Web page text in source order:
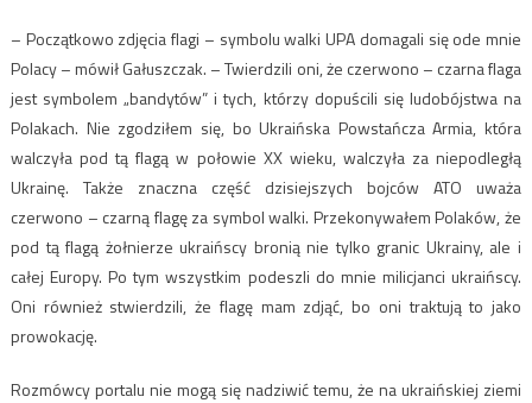
– Początkowo zdjęcia flagi – symbolu walki UPA domagali się ode mnie
Polacy – mówił Gałuszczak. – Twierdzili oni, że czerwono – czarna flaga
jest symbolem „bandytów” i tych, którzy dopuścili się ludobójstwa na
Polakach. Nie zgodziłem się, bo Ukraińska Powstańcza Armia, która
walczyła pod tą flagą w połowie XX wieku, walczyła za niepodległą
Ukrainę. Także znaczna część dzisiejszych bojców ATO uważa
czerwono – czarną flagę za symbol walki. Przekonywałem Polaków, że
pod tą flagą żołnierze ukraińscy bronią nie tylko granic Ukrainy, ale i
całej Europy. Po tym wszystkim podeszli do mnie milicjanci ukraińscy.
Oni również stwierdzili, że flagę mam zdjąć, bo oni traktują to jako
prowokację.
Rozmówcy portalu nie mogą się nadziwić temu, że na ukraińskiej ziemi